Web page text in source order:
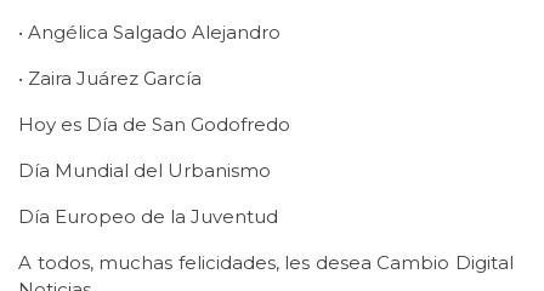
• Angélica Salgado Alejandro
• Zaira Juárez García
Hoy es Día de San Godofredo
Día Mundial del Urbanismo
Día Europeo de la Juventud
A todos, muchas felicidades, les desea Cambio Digital